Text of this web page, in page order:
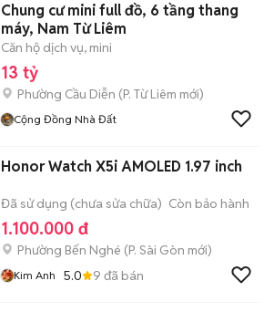
Chung cư mini full đồ, 6 tầng thang
máy, Nam Từ Liêm
Căn hộ dịch vụ, mini
13 tỷ
Phường Cầu Diễn (P. Từ Liêm mới)
Cộng Đồng Nhà Đất
Honor Watch X5i AMOLED 1.97 inch
Đã sử dụng (chưa sửa chữa) Còn bảo hành
1.100.000 đ
Phường Bến Nghé (P. Sài Gòn mới)
Kim Anh 5.0 9 đã bán